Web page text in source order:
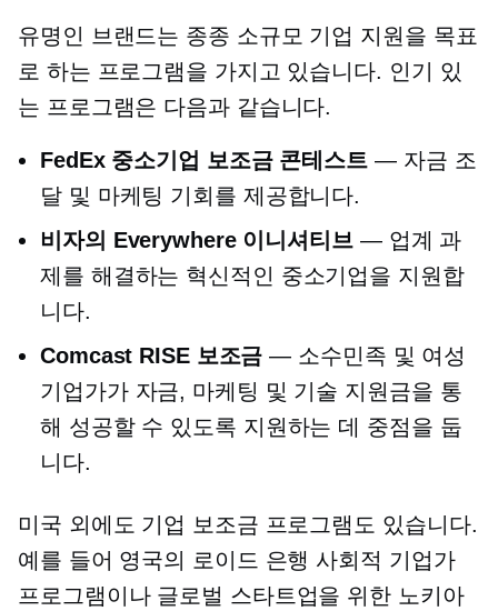
유명인 브랜드는 종종 소규모 기업 지원을 목표
로 하는 프로그램을 가지고 있습니다. 인기 있
는 프로그램은 다음과 같습니다.
FedEx 중소기업 보조금 콘테스트 — 자금 조
달 및 마케팅 기회를 제공합니다.
비자의 Everywhere 이니셔티브 — 업계 과
제를 해결하는 혁신적인 중소기업을 지원합
니다.
Comcast RISE 보조금 — 소수민족 및 여성
기업가가 자금, 마케팅 및 기술 지원금을 통
해 성공할 수 있도록 지원하는 데 중점을 둡
니다.
미국 외에도 기업 보조금 프로그램도 있습니다.
예를 들어 영국의 로이드 은행 사회적 기업가
프로그램이나 글로벌 스타트업을 위한 노키아